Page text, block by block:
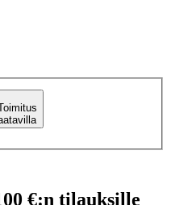
€:n tilauksille